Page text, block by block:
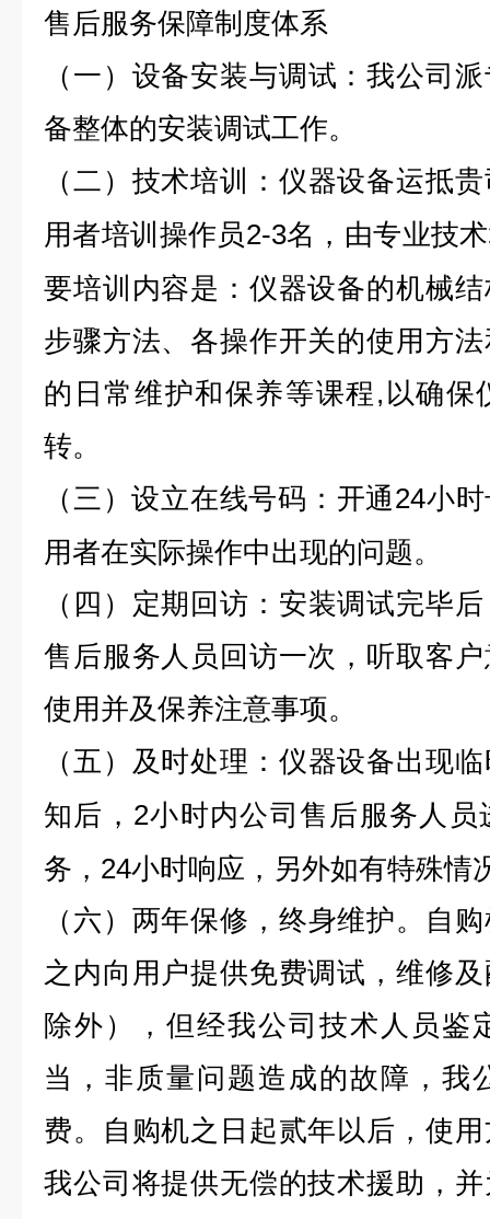
售后服务保障制度体系
（一） 设备安装与调试：我公司
备整体的安装调试工作。
（二） 技术培训： 仪器设备运抵
用者培训操作员2-3名，由专业技
要培训内容是：仪器设备的机械
步骤方法、各操作开关的使用方
的日常维护和保养等课程,以确保
转。
（三）设立在线号码： 开通24小
用者在实际操作中出现的问题。
（四） 定期回访： 安装调试完毕
售后服务人员回访一次，听取客
使用并及保养注意事项。
（五） 及时处理： 仪器设备出现
知后， 2小时内公司售后服务人
务，24小时响应，另外如有特殊情
（六） 两年保修，终身维护。自
之内向用户提供免费调试，维修
除外），但经我公司技术人员鉴
当，非质量问题造成的故障，我
费。自购机之日起贰年以后，使
我公司将提供无偿的技术援助，